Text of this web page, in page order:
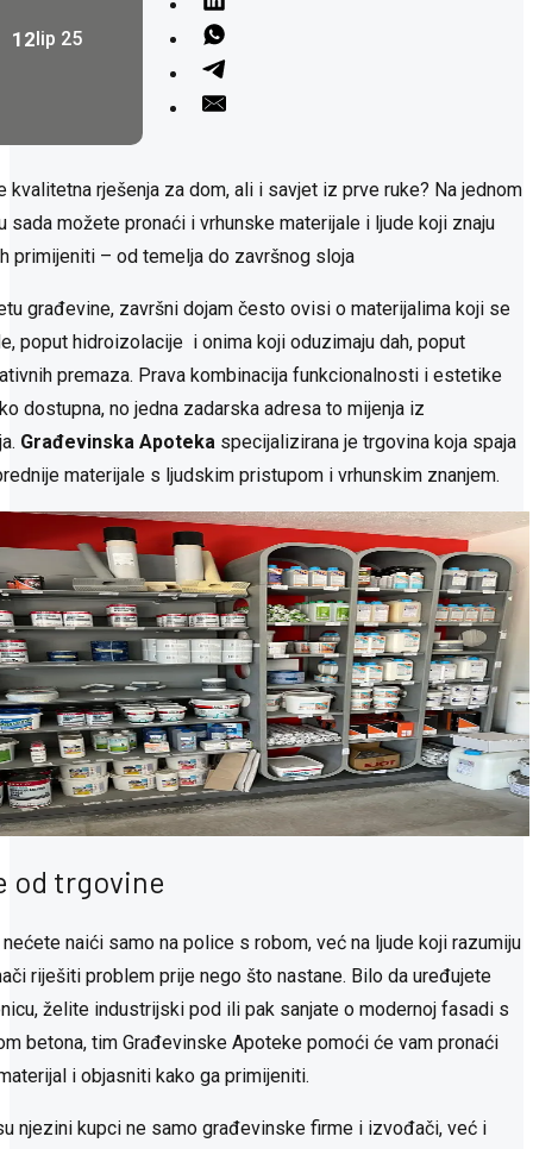
12 lip 25
kvalitetna rješenja za dom, ali i savjet iz prve ruke? Na jednom
sada možete pronaći i vrhunske materijale i ljude koji znaju
primijeniti – od temelja do završnog sloja
građevine, završni dojam često ovisi o materijalima koji se
poput hidroizolacije i onima koji oduzimaju dah, poput
premaza. Prava kombinacija funkcionalnosti i estetike
dostupna, no jedna zadarska adresa to mijenja iz
Građevinska Apoteka specijalizirana je trgovina koja spaja
materijale s ljudskim pristupom i vrhunskim znanjem.
od trgovine
nećete naići samo na police s robom, već na ljude koji razumiju
riješiti problem prije nego što nastane. Bilo da uređujete
želite industrijski pod ili pak sanjate o modernoj fasadi s
betona, tim Građevinske Apoteke pomoći će vam pronaći
i objasniti kako ga primijeniti.
njezini kupci ne samo građevinske firme i izvođači, već i